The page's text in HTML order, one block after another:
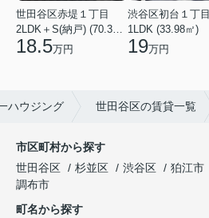
世田谷区赤堤１丁目
18.5万円
渋谷区初台１丁目
1LDK (33.98㎡)
19万円
ハウジング 世田谷区の賃貸一覧
市区町村から探す
世田谷区
杉並区 渋谷区 狛江市
調布市
町名から探す